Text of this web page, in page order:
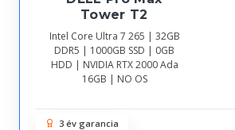
Tower T2
Intel Core Ultra 7 265 | 32GB
DDR5 | 1000GB SSD | 0GB
HDD | NVIDIA RTX 2000 Ada
16GB | NO OS
3 év garancia